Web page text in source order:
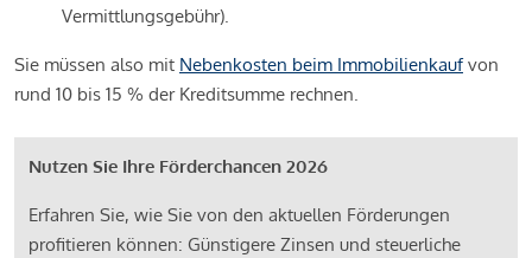
Vermittlungsgebühr).
Sie müssen also mit Nebenkosten beim Immobilienkaufvon
rund 10 bis 15 % der Kreditsumme rechnen.
Nutzen Sie Ihre Förderchancen 2026
Erfahren Sie, wie Sie von den aktuellen Förderungen
profitieren können: Günstigere Zinsen und steuerliche